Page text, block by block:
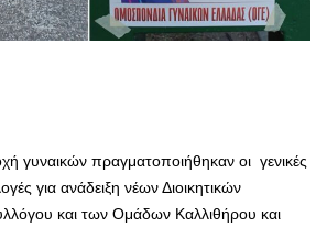
γυναικών πραγματοποιήθηκαν οι γενικές
για ανάδειξη νέων Διοικητικών
και των Ομάδων Καλλιθήρου και